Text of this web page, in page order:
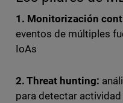
1. Monitorización
eventos de múltiples
IoAs
2. Threat hunting:
para detectar